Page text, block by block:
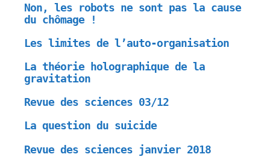
Non, les robots ne sont pas la cause
du chômage !
Les limites de l’auto-organisation
La théorie holographique de la
gravitation
Revue des sciences 03/12
La question du suicide
Revue des sciences janvier 2018